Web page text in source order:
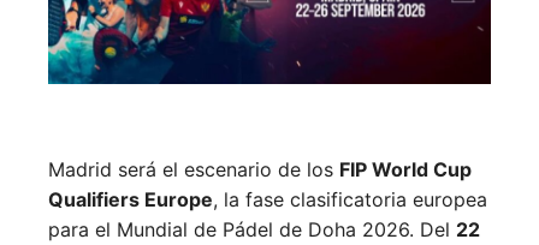
Madrid será el escenario de los FIP World Cup
Qualifiers Europe, la fase clasificatoria europea
para el Mundial de Pádel de Doha 2026. Del 22